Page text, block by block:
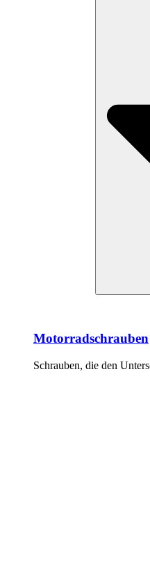
Motorradschrauben
Schrauben, die den